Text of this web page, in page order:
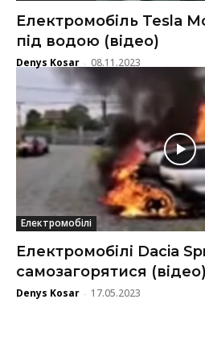
Електромобіль Tesla
під водою (відео)
Denys Kosar - 08.11.2023
Електромобілі
Електромобілі Dacia
самозагорятися (відео)
Denys Kosar - 17.05.2023